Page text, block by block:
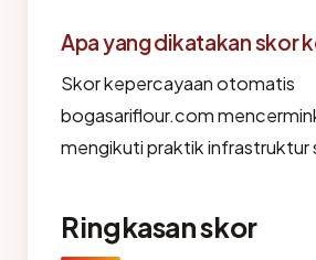
Apa yang dikatakan skor
Skor kepercayaan otomatis
bogasariflour.com
mengikuti praktik infrastruktur
Ringkasan skor